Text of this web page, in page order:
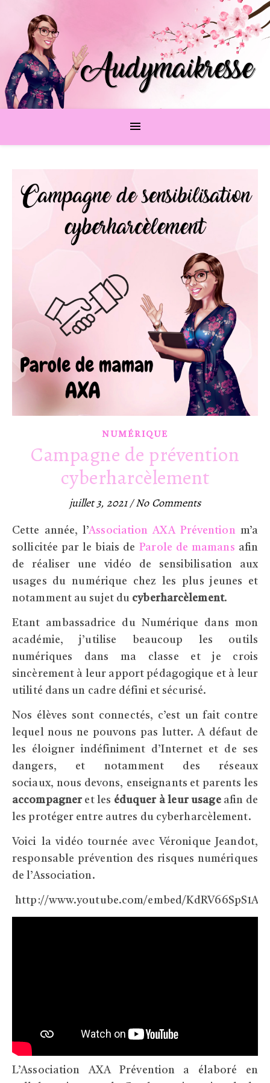
NUMÉRIQUE
Campagne de prévention
cyberharcèlement
juillet 3, 2021/No Comments
Cette année, l’Association AXA Préventionm’a
sollicitée par le biais deParole de mamans afin
de réaliser une vidéo de sensibilisation aux
usages du numérique chez les plus jeunes et
notamment au sujet du cyberharcèlement.
Etant ambassadrice du Numérique dans mon
académie, j’utilise beaucoup les outils
numériques dans ma classe et je crois
sincèrement à leur apport pédagogique et à leur
utilité dans un cadre défini et sécurisé.
Nos élèves sont connectés, c’est un fait contre
lequel nous ne pouvons pas lutter. A défaut de
les éloigner indéfiniment d’Internet et de ses
dangers, et notamment des réseaux
sociaux, nous devons, enseignants et parents les
accompagneret les éduquer à leur usageafin de
les protéger entre autres du cyberharcèlement.
Voici la vidéo tournée avec Véronique Jeandot,
responsable prévention des risques numériques
de l’Association.
http://www.youtube.com/embed/KdRV66SpS1A
L’Association AXA Prévention a élaboré en